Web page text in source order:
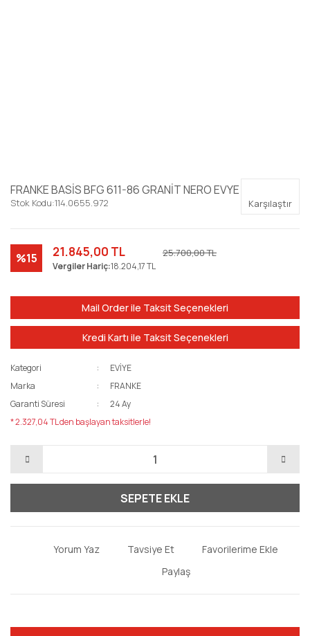
FRANKE BASİS BFG 611-86 GRANİT NERO EVYE
Stok Kodu:114.0655.972 Karşılaştır
%15 21.845,00 TL
Vergiler Hariç:18.204,17 TL
25.700,00 TL
Mail Order ile Taksit Seçenekleri
Kredi Kartı ile Taksit Seçenekleri
Kategori
EVİYE
Marka
FRANKE
Garanti Süresi
24 Ay
* 2.327,04 TL den başlayan taksitlerle!
SEPETE EKLE
Yorum Yaz
Tavsiye Et
Paylaş